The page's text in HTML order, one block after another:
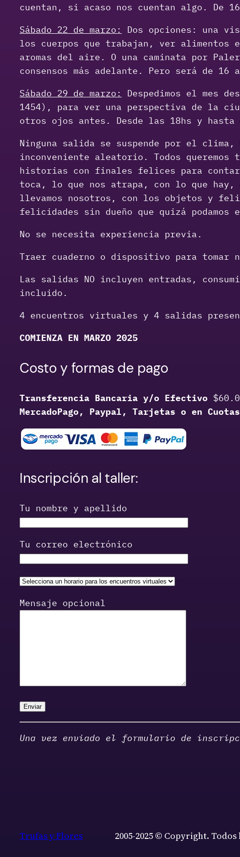
cuentan, si acaso nos cuentan algo. De
Sábado 22 de marzo:
Dos opciones: una
los cuerpos que trabajan, ver
aromas del aire. O una caminata por
consensos más adelante. Pero será de
Sábado 29 de marzo:
Despedimos el mes
1454), para ver una perspectiva de la
otros ojos antes. Desde las 18hs y
Ninguna salida se suspende por el
inconveniente aleatorio. Todos
historias con finales felices para
toca, lo que nos atrapa, con lo que
llevamos nosotros, con los objetos y
felicidades sin dueño que quizá podamos
No se necesita experiencia previa.
Traer cuaderno o dispositivo para
Las salidas NO incluyen entradas,
incluido.
4 encuentros virtuales y 4 salidas
COMIENZA EN MARZO 2025
Costo y formas de pago
Transferencia Bancaria y/o Efectivo
MercadoPago, Paypal, Tarjetas o en Cuotas
Inscripción al taller:
Tu nombre y apellido
Tu correo electrónico
Mensaje opcional
Una vez enviado el formulario de
Trufas y Flores 2005-2025 © Copyright.